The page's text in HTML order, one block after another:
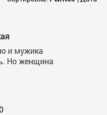
и мужика
Но женщина